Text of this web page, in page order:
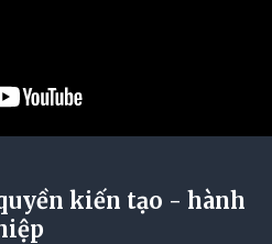
kiến tạo - hành